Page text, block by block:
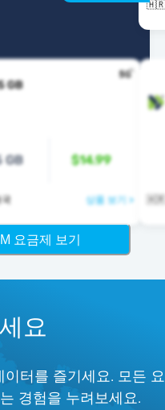
GB
GB $14.99
국 상품 보기 >
요금제 보기
요
터를 즐기세요. 모든 요
경험을 누려보세요.